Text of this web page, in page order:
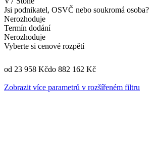
Jsi podnikatel, OSVČ nebo soukromá osoba?
Nerozhoduje
Termín dodání
Nerozhoduje
Vyberte si cenové rozpětí
od 23 958 Kčdo 882 162 Kč
Zobrazit více parametrů v rozšířeném filtru